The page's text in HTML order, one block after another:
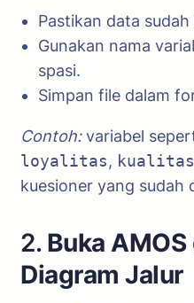
Pastikan data
Gunakan nama
spasi.
Simpan file dalam
Contoh:variabel
loyalitas, kualitas
kuesioner yang sudah
2. Buka
Diagram Jalur